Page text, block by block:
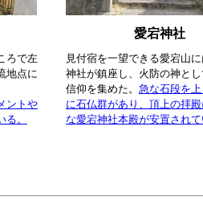
愛宕神社
ろで左
地点に
ントや
。
見付宿を一望できる愛宕山
神社が鎮座し、火防の神と
信仰を集めた。 急な石段を
に石仏群があり、頂上の拝
な愛宕神社本殿が安置され